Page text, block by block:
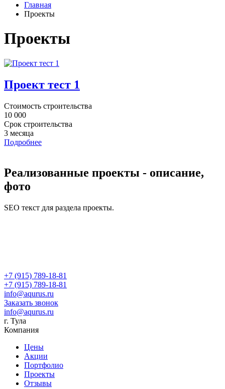
Главная
Проекты
Проекты
Проект тест 1
Стоимость строительства
10 000
Срок строительства
3 месяца
Подробнее
Реализованные проекты - описание,
фото
SEO текст для раздела проекты.
+7 (915) 789-18-81
+7 (915) 789-18-81
info@aqurus.ru
Заказать звонок
info@aqurus.ru
г. Тула
Компания
Цены
Акции
Портфолио
Проекты
Отзывы